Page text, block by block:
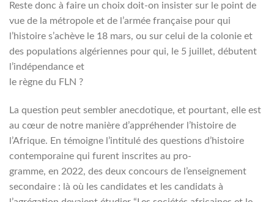
Reste donc à faire un choix doit-on insister sur le point de
vue de la métropole et de l’armée française pour qui
l’histoire s’achève le 18 mars, ou sur celui de la colonie et
des populations algériennes pour qui, le 5 juillet, débutent
l’indépendance et
le règne du FLN ?
La question peut sembler anecdotique, et pourtant, elle est
au cœur de notre manière d’appréhender l’histoire de
l’Afrique. En témoigne l’intitulé des questions d’histoire
contemporaine qui furent inscrites au pro-
gramme, en 2022, des deux concours de l’enseignement
secondaire : là où les candidates et les candidats à